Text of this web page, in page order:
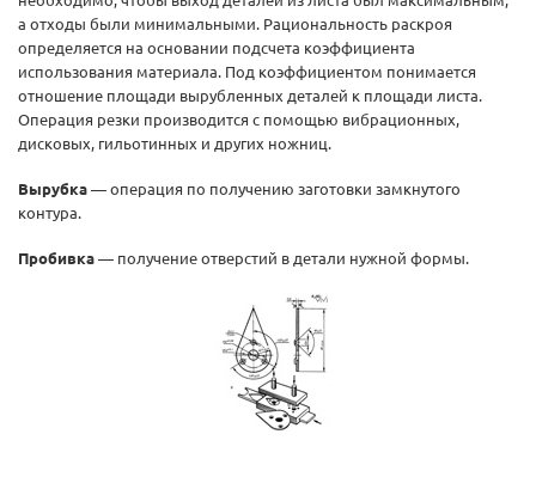
а отходы были минимальными. Рациональность раскроя
определяется на основании подсчета коэффициента
использования материала. Под коэффициентом понимается
отношение площади вырубленных деталей к площади листа.
Операция резки производится с помощью вибрационных,
дисковых, гильотинных и других ножниц.
Вырубка— операция по получению заготовки замкнутого
контура.
Пробивка— получение отверстий в детали нужной формы.